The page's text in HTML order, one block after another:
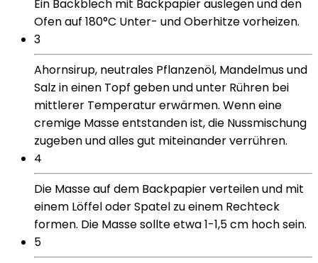
Ein Backblech mit Backpapier auslegen und den
Ofen auf 180°C Unter- und Oberhitze vorheizen.
3
Ahornsirup, neutrales Pflanzenöl, Mandelmus und
Salz in einen Topf geben und unter Rühren bei
mittlerer Temperatur erwärmen. Wenn eine
cremige Masse entstanden ist, die Nussmischung
zugeben und alles gut miteinander verrühren.
4
Die Masse auf dem Backpapier verteilen und mit
einem Löffel oder Spatel zu einem Rechteck
formen. Die Masse sollte etwa 1-1,5 cm hoch sein.
5